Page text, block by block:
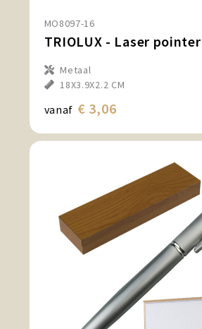
Sport, Spel en Speelgoed
Strand en Zomer
Technologie
Tassen
Textiel, Kleding en Caps
Wijngeschenken
MO8097-16
TRIOLUX - Laser
Metaal
18X3.9X2.2 CM
vanaf € 3,06